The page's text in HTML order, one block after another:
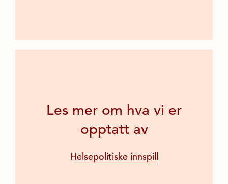
Les mer om hva vi er
opptatt av
Helsepolitiske innspill